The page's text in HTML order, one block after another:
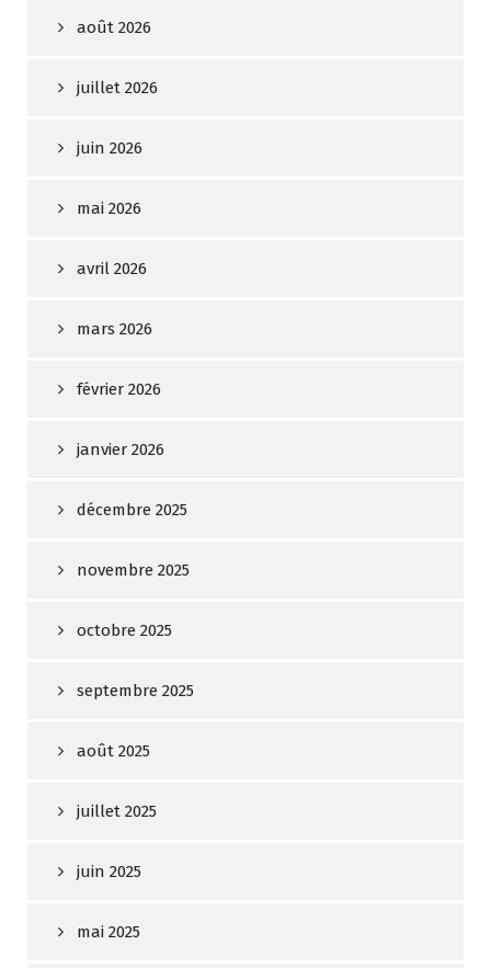
août 2026
juillet 2026
juin 2026
mai 2026
avril 2026
mars 2026
février 2026
janvier 2026
décembre 2025
novembre 2025
octobre 2025
septembre 2025
août 2025
juillet 2025
juin 2025
mai 2025